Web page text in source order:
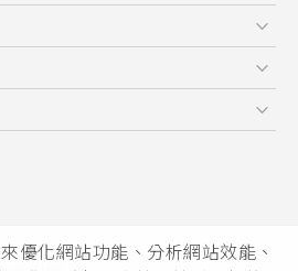
優化網站功能、分析網站效能、